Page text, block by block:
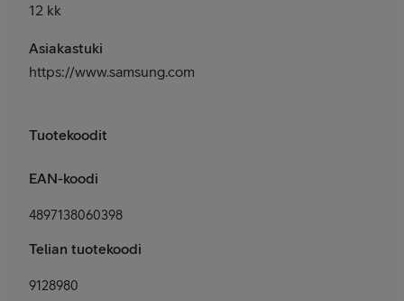
12 kk
Asiakastuki
https://www.samsung.com/fi/support/
Tuotekoodit
EAN-koodi
4897138060398
Telian tuotekoodi
9128980